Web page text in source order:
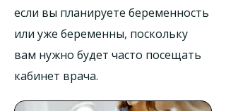
если вы планируете беременность
или уже беременны, поскольку
вам нужно будет часто посещать
кабинет врача.